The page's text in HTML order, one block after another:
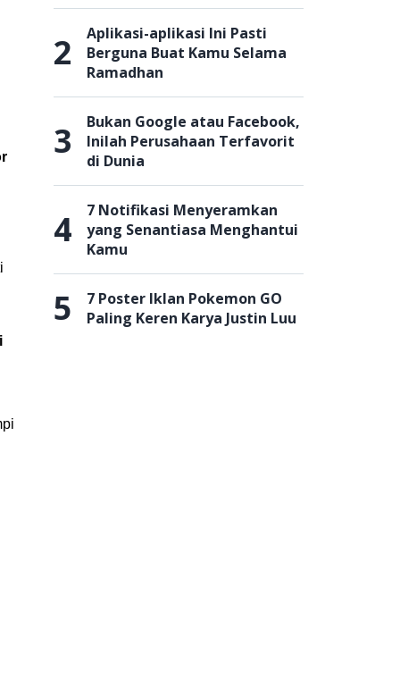
2
Aplikasi-aplikasi Ini Pasti
Berguna Buat Kamu Selama
Ramadhan
3
Bukan Google atau Facebook,
Inilah Perusahaan Terfavorit
di Dunia
4
7 Notifikasi Menyeramkan
yang Senantiasa Menghantui
Kamu
5
7 Poster Iklan Pokemon GO
Paling Keren Karya Justin Luu